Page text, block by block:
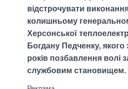
відстрочувати
колишньому
Херсонської
Богдану Педченку,
років позбавлення волі
службовим становищем.